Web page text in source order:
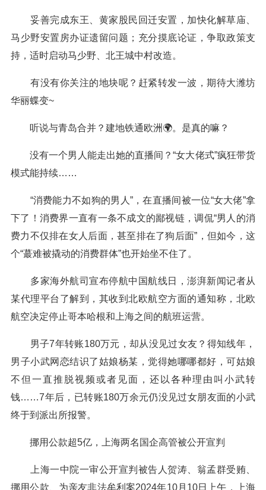
妥善完成东王、黄家股民回迁安置，加快化解草庙、
马少野安置房办证遗留问题；充分摸底论证，争取政策支
持，适时启动马少野、北王城中村改造。
有没有你关注的地块呢？赶紧转发一波，期待大潍坊
华丽蝶变~
听说与青岛合并？建地铁通欧洲🌍。是真的嘛？
没有一个男人能走出她的直播间？“女大佬式”疯狂带货
模式能持续……
“消费能力不如狗的男人”，在直播间被一位“女大佬”拿
下了！消费界一直有一条不成文的鄙视链，调侃“男人的消
费力不仅排在女人后面，甚至排在了狗后面”，但如今，这
个“蕞难被撬动的消费群体”也开始坐不住了。
多家海外航司宣布停航中国航线日，澎湃新闻记者从
某代理平台了解到，其收到北欧航空方面的通知称，北欧
航空决定停止哥本哈根和上海之间的航班运营。
男子7年转账180万元，却从没见过女友？得知线年，
男子小武网恋结识了姑娘杨某，觉得她哪哪都好，可姑娘
不但一直推脱视频或者见面，还以各种理由叫小武转
钱……7年后，已转账180万余元仍没见过女朋友面的小武
终于到派出所报警。
挪用公款超5亿，上海两名国企高管被公开宣判
上海一中院一审公开宣判被告人贺涛、翁孟群受贿、
挪用公款、为亲友非法牟利案2024年10月10日上午，上海